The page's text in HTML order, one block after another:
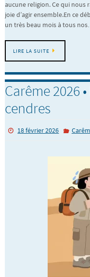
aucune religion. Ce qui nous
joie d’agir ensemble.En ce
un très beau mois à tous
LIRE LA SUITE
Carême 2026
cendres
18 février 2026